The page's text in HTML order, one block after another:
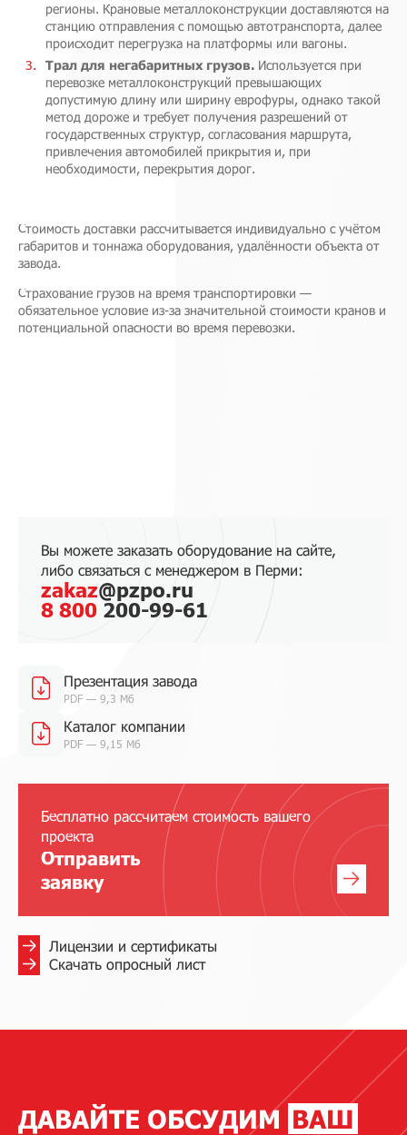
регионы. Крановые металлоконструкции доставляются на
станцию отправления с помощью автотранспорта, далее
происходит перегрузка на платформы или вагоны.
Трал для негабаритных грузов. Используется при
перевозке металлоконструкций превышающих
допустимую длину или ширину еврофуры, однако такой
метод дороже и требует получения разрешений от
государственных структур, согласования маршрута,
привлечения автомобилей прикрытия и, при
необходимости, перекрытия дорог.
Стоимость доставки рассчитывается индивидуально с учётом
габаритов и тоннажа оборудования, удалённости объекта от
завода.
Страхование грузов на время транспортировки —
обязательное условие из-за значительной стоимости кранов и
потенциальной опасности во время перевозки.
Вы можете заказать оборудование на сайте,
либо связаться с менеджером в Перми:
zakaz@pzpo.ru
8 800 200-99-61
Презентация завода
PDF — 9,3 Мб
Каталог компании
PDF — 9,15 Мб
Бесплатно рассчитаем стоимость вашего
проекта
Отправить
заявку
Лицензии и сертификаты
Скачать опросный лист
ДАВАЙТЕ ОБСУДИМ ВАШ